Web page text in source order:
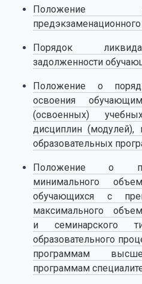
Положение
предэкзаменационного
Порядок
задолженности
Положение о
освоения
(освоенных)
дисциплин (модулей),
образовательных
Положение о
минимального
обучающихся с
максимального
и семинарского
образовательного
программам
программам